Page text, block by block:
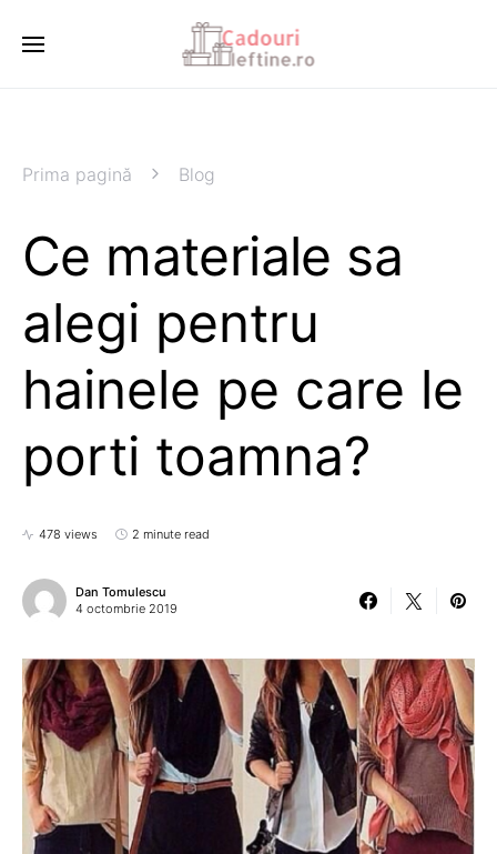
Prima pagină Blog
Ce materiale sa
alegi pentru
hainele pe care le
porti toamna?
478 views 2 minute read
Dan Tomulescu
4 octombrie 2019